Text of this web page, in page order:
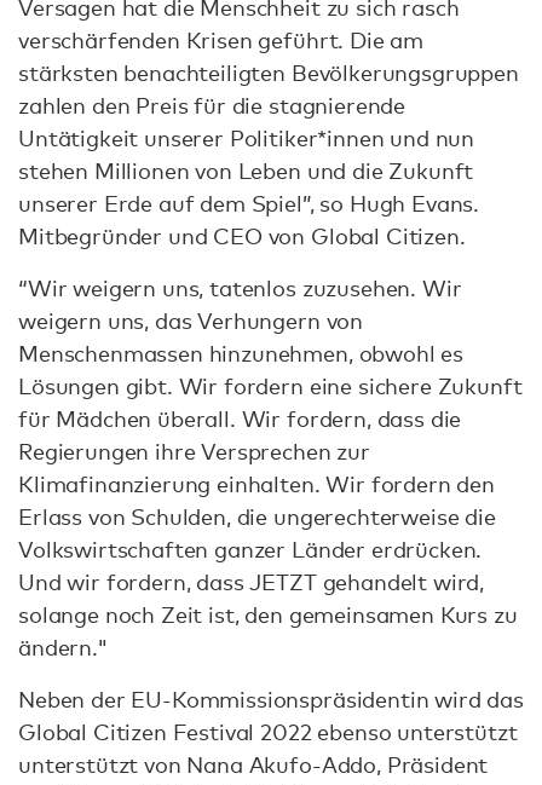
Versagen hat die Menschheit zu sich rasch
verschärfenden Krisen geführt. Die am
stärksten benachteiligten Bevölkerungsgruppen
zahlen den Preis für die stagnierende
Untätigkeit unserer Politiker*innen und nun
stehen Millionen von Leben und die Zukunft
unserer Erde auf dem Spiel”, so Hugh Evans.
Mitbegründer und CEO von Global Citizen.
“Wir weigern uns, tatenlos zuzusehen. Wir
weigern uns, das Verhungern von
Menschenmassen hinzunehmen, obwohl es
Lösungen gibt. Wir fordern eine sichere Zukunft
für Mädchen überall. Wir fordern, dass die
Regierungen ihre Versprechen zur
Klimafinanzierung einhalten. Wir fordern den
Erlass von Schulden, die ungerechterweise die
Volkswirtschaften ganzer Länder erdrücken.
Und wir fordern, dass JETZT gehandelt wird,
solange noch Zeit ist, den gemeinsamen Kurs zu
ändern."
Neben der EU-Kommissionspräsidentin wird das
Global Citizen Festival 2022 ebenso unterstützt
unterstützt von Nana Akufo-Addo, Präsident